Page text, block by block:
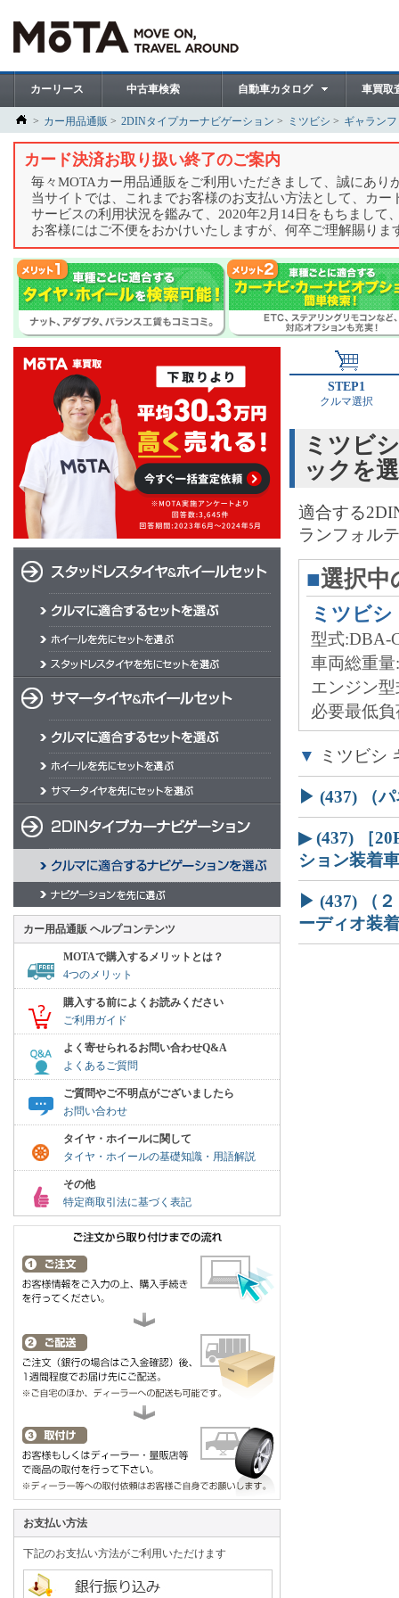
カーリース 中古車検索 自動車カタログ 車買取
カー用品通販 2DINタイプカーナビゲーション ミツビシ ギャラン
カード決済お取り扱い終了のご案内
毎々MOTAカー用品通販をご利用いただきまして、誠にあり
当サイトでは、これまでお客様のお支払い方法として、カ
サービスの利用状況を鑑みて、2020年2月14日をもちまし
お客様にはご不便をおかけいたしますが、何卒ご理解賜りま
カー用品通販 ヘルプコンテンツ
MOTAで購入するメリットとは？
4つのメリット
購入する前によくお読みください
ご利用ガイド
よく寄せられるお問い合わせQ&A
よくあるご質問
ご質問やご不明点がございましたら
お問い合わせ
タイヤ・ホイールに関して
タイヤ・ホイールの基礎知識・用語解説
その他
特定商取引法に基づく表記
お支払い方法
下記のお支払い方法がご利用いただけます
STEP1
クルマ選択
ミツビ
ックを
適合する
ランフォル
■選択中
ミツビ
型式:DBA-
車両総重
エンジン
必要最低
▼ ミツビシ
▶ (437) （
▶ (437) ［
ション装着車
▶ (437) （
ーディオ装